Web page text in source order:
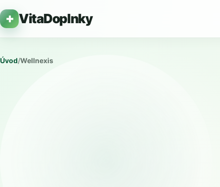
VitaDoplnky
Úvod/Wellnexis